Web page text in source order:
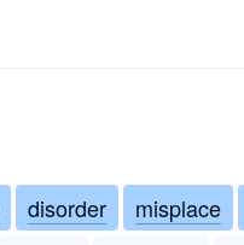
disorder misplace